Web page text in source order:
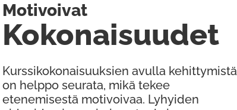
Kurssikokonaisuuksien avulla kehittymistä
on helppo seurata, mikä tekee
etenemisestä motivoivaa. Lyhyiden
Kokonaisuudet
Motivoivat